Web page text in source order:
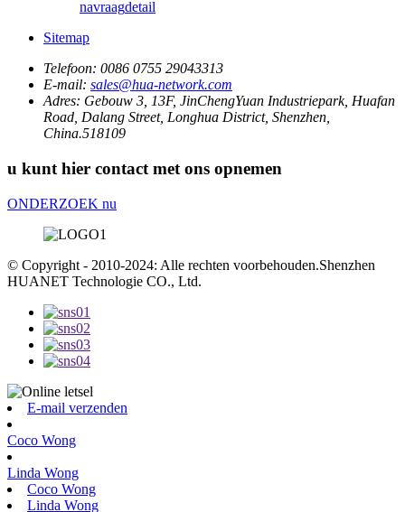
navraagdetail
Sitemap
Telefoon: 0086 0755 29043313
E-mail: sales@hua-network.com
Adres: Gebouw 3, 13F, JinChengYuan Industriepark, Huafan
Road, Dalang Street, Longhua District, Shenzhen,
China.518109
u kunt hier contact met ons opnemen
ONDERZOEK nu
© Copyright - 2010-2024: Alle rechten voorbehouden.Shenzhen
HUANET Technologie CO., Ltd.
E-mail verzenden
Coco Wong
Linda Wong
Coco Wong
Linda Wong